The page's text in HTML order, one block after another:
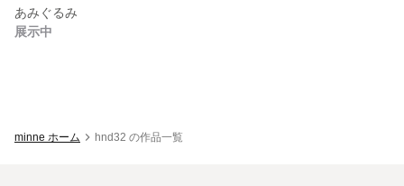
あみぐるみ
展示中
minne ホーム hnd32 の作品一覧